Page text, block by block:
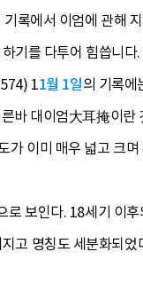
록에서 이엄에 관해
기를 다투어 힘씁니
11월 1일의 기록에
바 대이엄大耳掩이란
이미 매우 넓고 크며
보인다. 18세기 이
고 명칭도 세분화되었